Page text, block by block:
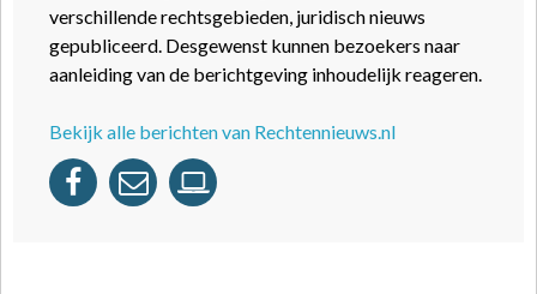
verschillende rechtsgebieden, juridisch nieuws
gepubliceerd. Desgewenst kunnen bezoekers naar
aanleiding van de berichtgeving inhoudelijk reageren.
Bekijk alle berichten van Rechtennieuws.nl